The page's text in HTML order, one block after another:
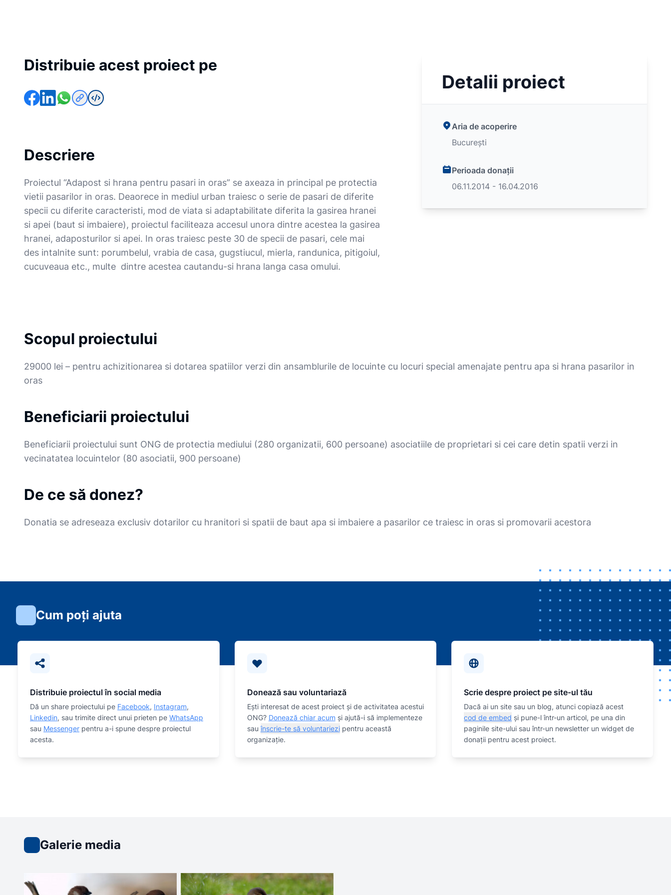
Distribuie acest proiect pe
Descriere
Proiectul “Adapost si hrana pentru pasari in oras” se axeaza in principal pe protectia
vietii pasarilor in oras. Deaorece in mediul urban traiesc o serie de pasari de diferite
specii cu diferite caracteristi, mod de viata si adaptabilitate diferita la gasirea hranei
si apei (baut si imbaiere), proiectul faciliteaza accesul unora dintre acestea la gasirea
hranei, adaposturilor si apei. In oras traiesc peste 30 de specii de pasari, cele mai
des intalnite sunt: porumbelul, vrabia de casa, gugstiucul, mierla, randunica, pitigoiul,
cucuveaua etc., multe dintre acestea cautandu-si hrana langa casa omului.
Detalii proiect
Aria de acoperire
București
Perioada donații
06.11.2014 - 16.04.2016
Scopul proiectului
29000 lei – pentru achizitionarea si dotarea spatiilor verzi din ansamblurile de locuinte cu locuri special amenajate pentru apa si hrana pasarilor in
oras
Beneficiarii proiectului
Beneficiarii proiectului sunt ONG de protectia mediului (280 organizatii, 600 persoane) asociatiile de proprietari si cei care detin spatii verzi in
vecinatatea locuintelor (80 asociatii, 900 persoane)
De ce să donez?
Donatia se adreseaza exclusiv dotarilor cu hranitori si spatii de baut apa si imbaiere a pasarilor ce traiesc in oras si promovarii acestora
Cum poți ajuta
Distribuie proiectul în social media
Dă un share proiectului pe Facebook, Instagram,
Linkedin, sau trimite direct unui prieten pe WhatsApp
sau Messenger pentru a-i spune despre proiectul
acesta.
Donează sau voluntariază
Eşti interesat de acest proiect și de activitatea acestui
ONG? Donează chiar acum și ajută-i să implementeze
sauînscrie-te să voluntariezipentru această
organizaţie.
Scrie despre proiect pe site-ul tău
Dacă ai un site sau un blog, atunci copiază acest
cod de embed și pune-l într-un articol, pe una din
paginile site-ului sau într-un newsletter un widget de
donații pentru acest proiect.
Galerie media